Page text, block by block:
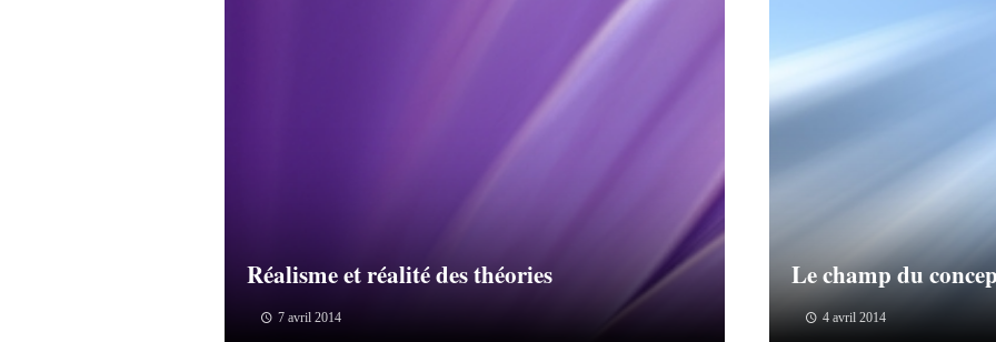
Réalisme et réalité des théories
7 avril 2014
Le champ du
4 avril 2014